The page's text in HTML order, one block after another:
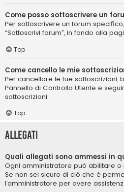
Come posso sottoscrivere un
Per sottoscrivere un forum
“Sottoscrivi forum”, in fondo alla
Top
Come cancello le mie
Per cancellare le tue sottoscrizioni,
Pannello di Controllo Utente e
sottoscrizioni.
Top
Allegati
Quali allegati sono ammessi in
Ogni amministratore può abilitare
Se non sei sicuro di ciò che è
l’amministratore per avere